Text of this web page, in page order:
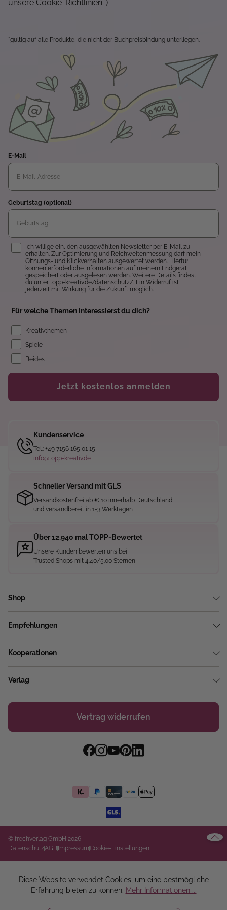
unsere Cookie-Richtlinien :)
*gültig auf alle Produkte, die nicht der Buchpreisbindung unterliegen.
E-Mail
Geburtstag (optional)
Einwilligung
Ich willige ein, den ausgewählten Newsletter per E-Mail zu
erhalten. Zur Optimierung und Reichweitenmessung darf mein
Öffnungs- und Klickverhalten ausgewertet werden. Hierfür
können erforderliche Informationen auf meinem Endgerät
gespeichert oder ausgelesen werden. Weitere Details findest
du unter topp-kreativ.de/datenschutz/. Ein Widerruf ist
jederzeit mit Wirkung für die Zukunft möglich.
Für welche Themen interessierst du dich?
Kreativthemen
Spiele
Beides
Jetzt kostenlos anmelden
Kundenservice
Tel.: +49 7156 165 01 15
info@topp-kreativ.de
Schneller Versand mit GLS
Versandkostenfrei ab € 10 innerhalb Deutschland
und versandbereit in 1-3 Werktagen
Über 12.940 mal TOPP-Bewertet
Unsere Kunden bewerten uns bei
Trusted Shops mit 4.40/5.00 Sternen
Shop
Empfehlungen
Kooperationen
Verlag
Vertrag widerrufen
© frechverlag GmbH 2026
DatenschutzAGB ImpressumCookie-Einstellungen
Diese Website verwendet Cookies, um eine bestmögliche
Erfahrung bieten zu können. Mehr Informationen ...